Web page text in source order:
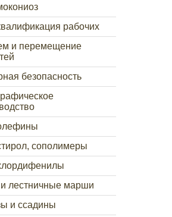
рабочих
и перемещение
безопасность
сополимеры
лестничные марши
и ссадины